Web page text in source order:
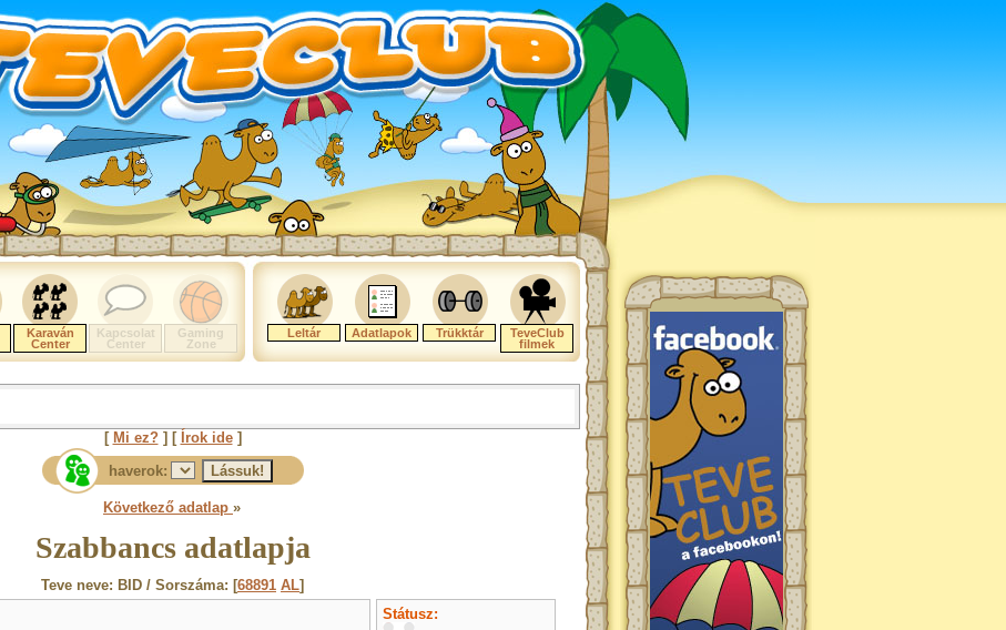
Karaván
Center
Kapcsolat
Center
Gaming
Zone
Leltár Adatlapok Trükktár
TeveClub
filmek
[ Mi ez?] [ Írok ide]
haverok:
Következő adatlap »
Szabbancs adatlapja
Teve neve: BID / Sorszáma: [68891 AL]
Státusz: